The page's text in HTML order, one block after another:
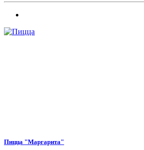
Пицца "Маргарита"